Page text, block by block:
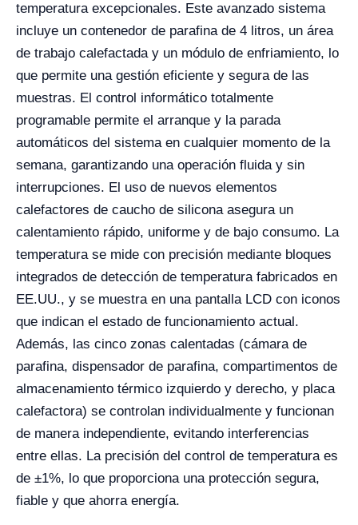
temperatura excepcionales. Este avanzado sistema
incluye un contenedor de parafina de 4 litros, un área
de trabajo calefactada y un módulo de enfriamiento, lo
que permite una gestión eficiente y segura de las
muestras. El control informático totalmente
programable permite el arranque y la parada
automáticos del sistema en cualquier momento de la
semana, garantizando una operación fluida y sin
interrupciones. El uso de nuevos elementos
calefactores de caucho de silicona asegura un
calentamiento rápido, uniforme y de bajo consumo. La
temperatura se mide con precisión mediante bloques
integrados de detección de temperatura fabricados en
EE.UU., y se muestra en una pantalla LCD con iconos
que indican el estado de funcionamiento actual.
Además, las cinco zonas calentadas (cámara de
parafina, dispensador de parafina, compartimentos de
almacenamiento térmico izquierdo y derecho, y placa
calefactora) se controlan individualmente y funcionan
de manera independiente, evitando interferencias
entre ellas. La precisión del control de temperatura es
de ±1%, lo que proporciona una protección segura,
fiable y que ahorra energía.